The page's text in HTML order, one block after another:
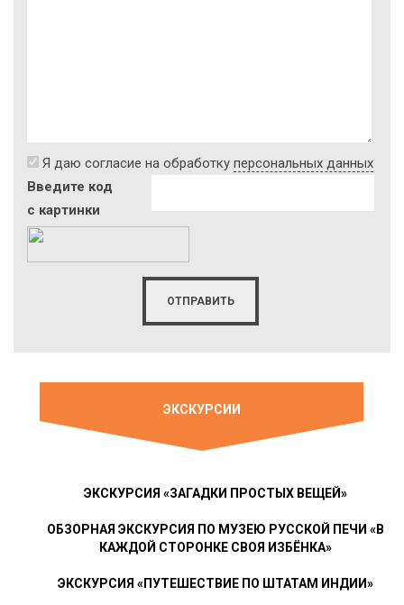
Я даю согласие на обработку персональных данных
Введите код
с картинки
ЭКСКУРСИИ
ЭКСКУРСИЯ «ЗАГАДКИ ПРОСТЫХ ВЕЩЕЙ»
ОБЗОРНАЯ ЭКСКУРСИЯ ПО МУЗЕЮ РУССКОЙ ПЕЧИ «В
КАЖДОЙ СТОРОНКЕ СВОЯ ИЗБЁНКА»
ЭКСКУРСИЯ «ПУТЕШЕСТВИЕ ПО ШТАТАМ ИНДИИ»